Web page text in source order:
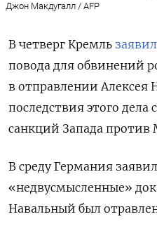
Джон Макдугалл / AFP
В четверг Кремль заявил
повода для обвинений
в отправлении Алексея
последствия этого дела
санкций Запада против
В среду Германия
«недвусмысленные»
Навальный был